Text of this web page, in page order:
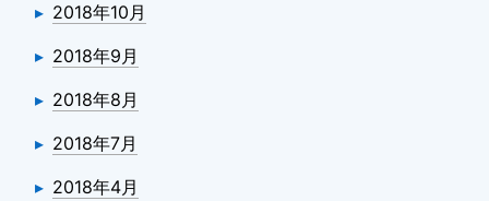
2018年10月
2018年9月
2018年8月
2018年7月
2018年4月